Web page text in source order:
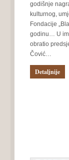
godišnje
kulturnog,
Fondacije
godinu… U
obratio
Čović…
Detaljnije